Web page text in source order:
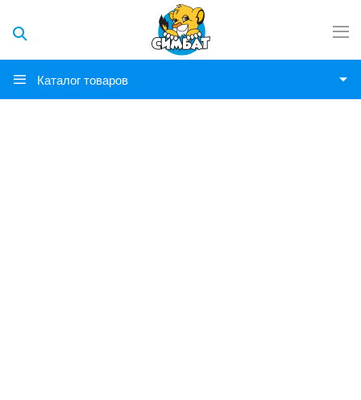
Каталог товаров